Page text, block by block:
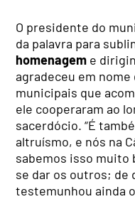
O presidente do
da palavra para
homenagem e
agradeceu em
municipais que
ele cooperaram ao
sacerdócio. “É
altruísmo, e nós na
sabemos isso muito
se dar os outros; de
testemunhou ainda